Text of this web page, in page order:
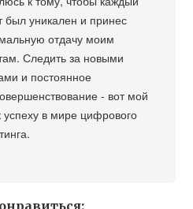
был уникален и принес
отдачу моим
Следить за новыми
и постоянное
- вот мой
успеху в мире цифрового